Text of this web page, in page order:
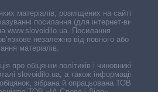
матеріалів, розміщених на сайті,
посилання (для інтернет-видань
www.slovoidilo.ua. Посилання
незалежно від повного або
матеріалів.
про обіцянки політиків і чиновників,
slovoidilo.ua, а також інформація про
зібрана й опрацьована ТОВ «ІА